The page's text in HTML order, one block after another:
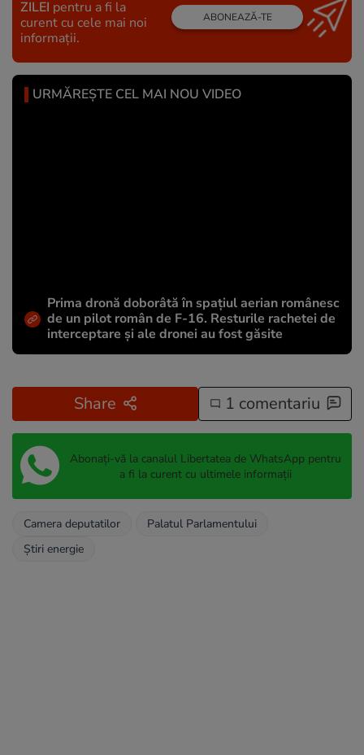
ZILEI pentru a fi la
curent cu cele mai noi
informații.
ABONEAZĂ-TE
URMĂREȘTE CEL MAI NOU VIDEO
Prima dronă doborâtă în spațiul aerian românesc
de un pilot român de F-16. Resturile rachetei de
interceptare și ale dronei au fost găsite
Share 1 comentariu
Abonați-vă la canalul Libertatea de WhatsApp pentru
a fi la curent cu ultimele informații
Camera deputatilor
Palatul Parlamentului
Știri energie